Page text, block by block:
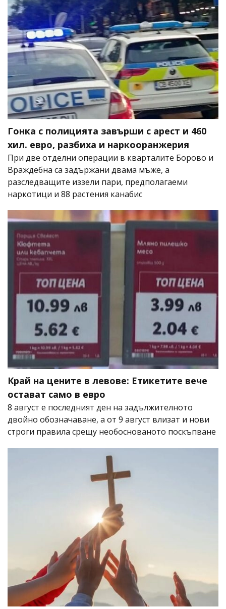
Гонка с полицията завърши с арест и 460
хил. евро, разбиха и наркооранжерия
При две отделни операции в кварталите Борово и
Враждебна са задържани двама мъже, а
разследващите иззели пари, предполагаеми
наркотици и 88 растения канабис
Край на цените в левове: Етикетите вече
остават само в евро
8 август е последният ден на задължителното
двойно обозначаване, а от 9 август влизат и нови
строги правила срещу необоснованото поскъпване